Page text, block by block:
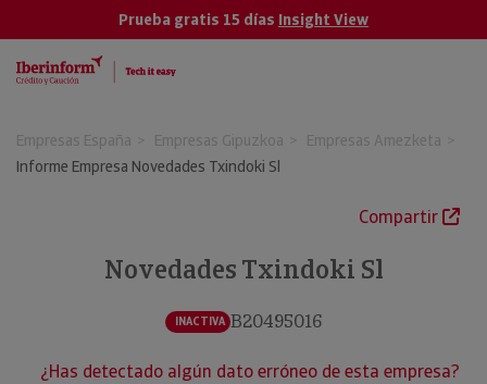
Prueba gratis 15 días Insight View
Empresas España Empresas Gipuzkoa
Empresas Amezketa
Informe Empresa Novedades Txindoki Sl
Compartir
Novedades Txindoki Sl
INACTIVA B20495016
¿Has detectado algún dato erróneo de esta empresa?